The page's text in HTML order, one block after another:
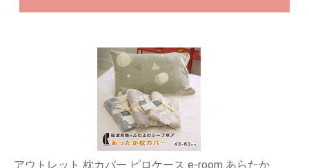
アウトレット 枕カバー ピロケース e-room あらたか